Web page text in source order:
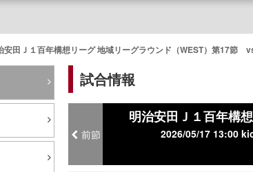
安田Ｊ１百年構想リーグ 地域リーグラウンド（WEST）第17節
試合情報
前節
明治安田Ｊ１百年
2026/05/17 13:00